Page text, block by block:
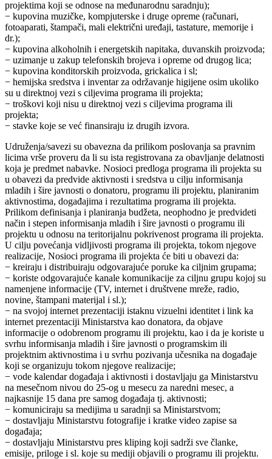
projektima koji se odnose na međunarodnu saradnju);
− kupovina muzičke, kompjuterske i druge opreme (računari,
fotoaparati, štampači, mali električni uređaji, tastature, memorije i
dr.);
− kupovina alkoholnih i energetskih napitaka, duvanskih proizvoda;
− uzimanje u zakup telefonskih brojeva i opreme od drugog lica;
− kupovina konditorskih proizvoda, grickalica i sl;
− hemijska sredstva i inventar za održavanje higijene osim ukoliko
su u direktnoj vezi s ciljevima programa ili projekta;
− troškovi koji nisu u direktnoj vezi s ciljevima programa ili
projekta;
− stavke koje se već finansiraju iz drugih izvora.
Udruženja/savezi su obavezna da prilikom poslovanja sa pravnim
licima vrše proveru da li su ista registrovana za obavljanje delatnosti
koja je predmet nabavke. Nosioci predloga programa ili projekta su
u obavezi da predvide aktivnosti i sredstva u cilju informisanja
mladih i šire javnosti o donatoru, programu ili projektu, planiranim
aktivnostima, događajima i rezultatima programa ili projekta.
Prilikom definisanja i planiranja budžeta, neophodno je predvideti
način i stepen informisanja mladih i šire javnosti o programu ili
projektu u odnosu na teritorijalnu pokrivenost programa ili projekta.
U cilju povećanja vidljivosti programa ili projekta, tokom njegove
realizacije, Nosioci programa ili projekta će biti u obavezi da:
− kreiraju i distribuiraju odgovarajuće poruke ka ciljnim grupama;
− koriste odgovarajuće kanale komunikacije za ciljnu grupu kojoj su
namenjene informacije (TV, internet i društvene mreže, radio,
novine, štampani materijal i sl.);
− na svojoj internet prezentaciji istaknu vizuelni identitet i link ka
internet prezentaciji Ministarstva kao donatora, da objave
informacije o odobrenom programu ili projektu, kao i da je koriste u
svrhu informisanja mladih i šire javnosti o programskim ili
projektnim aktivnostima i u svrhu pozivanja učesnika na događaje
koji se organizuju tokom njegove realizacije;
− vode kalendar događaja i aktivnosti i dostavljaju ga Ministarstvu
na mesečnom nivou do 25-og u mesecu za naredni mesec, a
najkasnije 15 dana pre samog događaja tj. aktivnosti;
− komuniciraju sa medijima u saradnji sa Ministarstvom;
− dostavljaju Ministarstvu fotografije i kratke video zapise sa
događaja;
− dostavljaju Ministarstvu pres kliping koji sadrži sve članke,
emisije, priloge i sl. koje su mediji objavili o programu ili projektu.